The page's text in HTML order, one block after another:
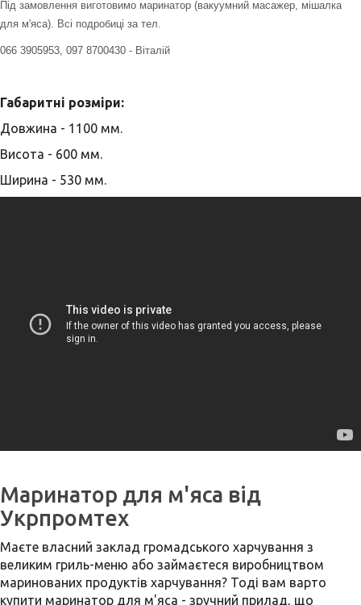
69000
Під замовлення виготовимо маринатор (вакуумний масажер, мішалка
для м'яса). Всі подробиці за тел.
066 3905953, 097 8700430 - Віталій
Габаритні розміри:
Довжина - 1100 мм.
Висота - 600 мм.
Ширина - 530 мм.
Маринатор для м'яса від
Укрпромтех
Маєте власний заклад громадського харчування з
великим гриль-меню або займаєтеся виробництвом
маринованих продуктів харчування? Тоді вам варто
купити маринатор для м'яса - зручний прилад, що